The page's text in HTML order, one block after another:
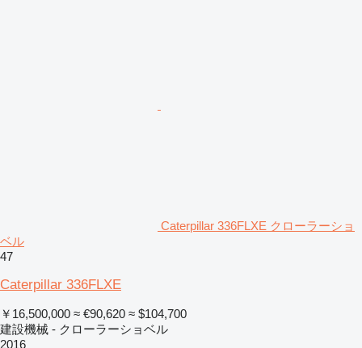
Caterpillar 336FLXE クローラーショ
ベル
47
Caterpillar 336FLXE
￥16,500,000 ≈ €90,620 ≈ $104,700
建設機械 - クローラーショベル
2016